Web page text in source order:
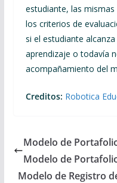
estudiante, las
los criterios de
si el estudiante
aprendizaje o todavía
acompañamiento del
Creditos: Robotica
Modelo de
Modelo de
Modelo de Registro